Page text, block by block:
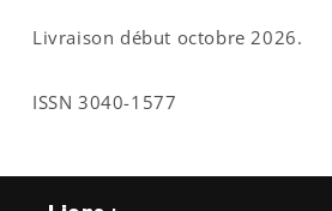
Livraison début octobre 2026.
ISSN 3040-1577